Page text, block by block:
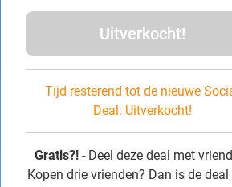
Uitverkocht!
Tijd resterend tot de nieuwe
Deal: Uitverkocht!
Gratis?! - Deel deze deal met
Kopen drie vrienden? Dan is de